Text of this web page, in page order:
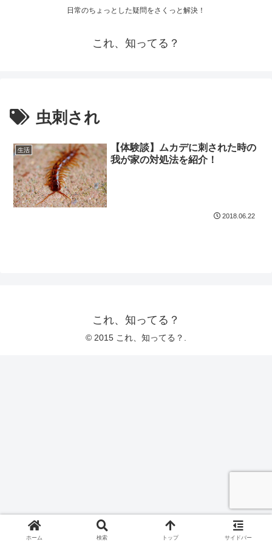
日常のちょっとした疑問をさくっと解決！
これ、知ってる？
虫刺され
生活
【体験談】ムカデに刺された時の
我が家の対処法を紹介！
2018.06.22
これ、知ってる？
© 2015 これ、知ってる？.
ホーム 検索 トップ サイドバー